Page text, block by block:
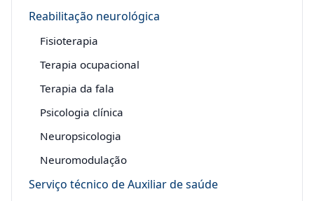
Reabilitação neurológica
Fisioterapia
Terapia ocupacional
Terapia da fala
Psicologia clínica
Neuropsicologia
Neuromodulação
Serviço técnico de Auxiliar de saúde